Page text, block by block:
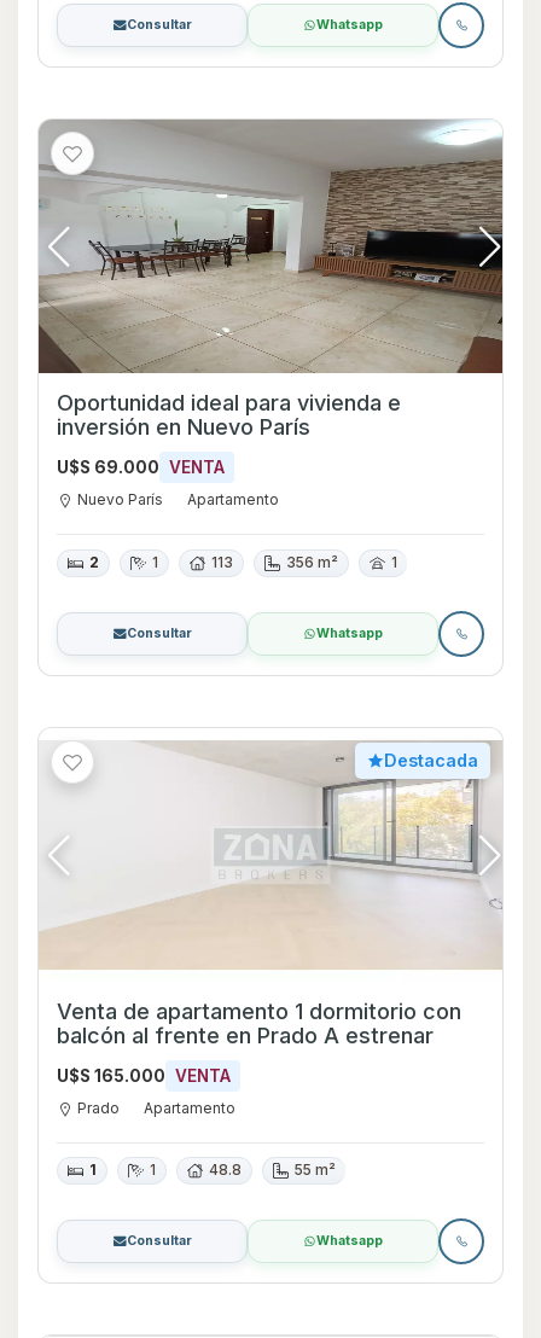
Consultar Whatsapp
Oportunidad ideal para vivienda e
inversión en Nuevo París
U$S 69.000 VENTA
Nuevo París Apartamento
2 1 113 356 m² 1
Consultar Whatsapp
Destacada
Venta de apartamento 1 dormitorio con
balcón al frente en Prado A estrenar
U$S 165.000 VENTA
Prado Apartamento
1 1 48.8 55 m²
Consultar Whatsapp